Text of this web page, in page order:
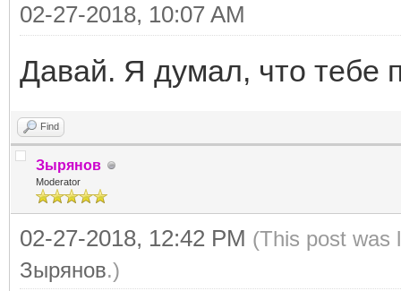
02-27-2018, 10:07 AM
Давай. Я думал, что тебе
Find
Зырянов
Moderator
02-27-2018, 12:42 PM (This post was
Зырянов.)